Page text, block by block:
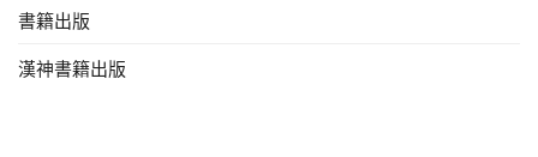
書籍出版
漢神書籍出版